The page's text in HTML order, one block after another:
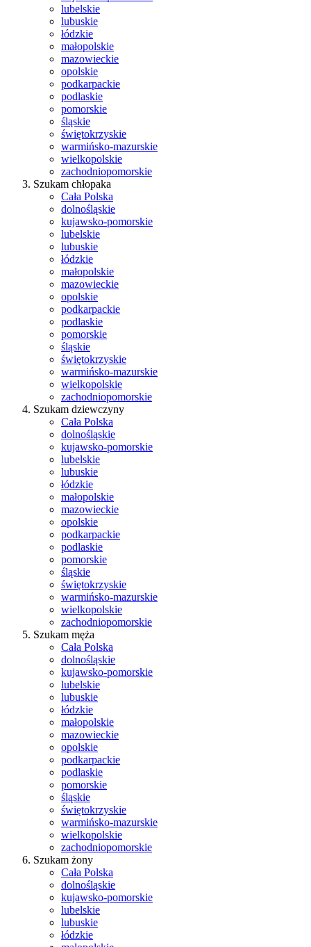
lubelskie
lubuskie
łódzkie
małopolskie
mazowieckie
opolskie
podkarpackie
podlaskie
pomorskie
śląskie
świętokrzyskie
warmińsko-mazurskie
wielkopolskie
zachodniopomorskie
Szukam chłopaka
Cała Polska
dolnośląskie
kujawsko-pomorskie
lubelskie
lubuskie
łódzkie
małopolskie
mazowieckie
opolskie
podkarpackie
podlaskie
pomorskie
śląskie
świętokrzyskie
warmińsko-mazurskie
wielkopolskie
zachodniopomorskie
Szukam dziewczyny
Cała Polska
dolnośląskie
kujawsko-pomorskie
lubelskie
lubuskie
łódzkie
małopolskie
mazowieckie
opolskie
podkarpackie
podlaskie
pomorskie
śląskie
świętokrzyskie
warmińsko-mazurskie
wielkopolskie
zachodniopomorskie
Szukam męża
Cała Polska
dolnośląskie
kujawsko-pomorskie
lubelskie
lubuskie
łódzkie
małopolskie
mazowieckie
opolskie
podkarpackie
podlaskie
pomorskie
śląskie
świętokrzyskie
warmińsko-mazurskie
wielkopolskie
zachodniopomorskie
Szukam żony
Cała Polska
dolnośląskie
kujawsko-pomorskie
lubelskie
lubuskie
łódzkie